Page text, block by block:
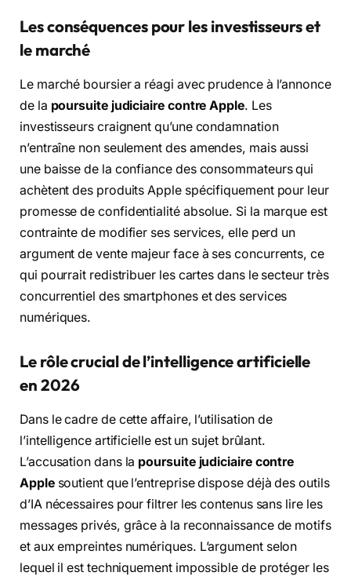
Les conséquences pour les investisseurs et
le marché
Le marché boursier a réagi avec prudence à l’annonce
de la poursuite judiciaire contre Apple. Les
investisseurs craignent qu’une condamnation
n’entraîne non seulement des amendes, mais aussi
une baisse de la confiance des consommateurs qui
achètent des produits Apple spécifiquement pour leur
promesse de confidentialité absolue. Si la marque est
contrainte de modifier ses services, elle perd un
argument de vente majeur face à ses concurrents, ce
qui pourrait redistribuer les cartes dans le secteur très
concurrentiel des smartphones et des services
numériques.
Le rôle crucial de l’intelligence artificielle
en 2026
Dans le cadre de cette affaire, l’utilisation de
l’intelligence artificielle est un sujet brûlant.
L’accusation dans la poursuite judiciaire contre
Applesoutient que l’entreprise dispose déjà des outils
d’IA nécessaires pour filtrer les contenus sans lire les
messages privés, grâce à la reconnaissance de motifs
et aux empreintes numériques. L’argument selon
lequel il est techniquement impossible de protéger les